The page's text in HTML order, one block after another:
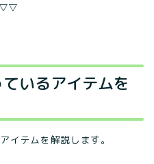
▽▽
いるアイテムを
イテムを解説します。